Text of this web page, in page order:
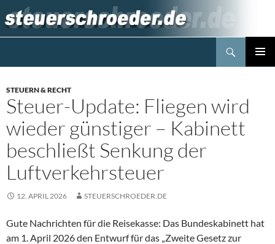
Inhalt
springen
STEUERN & RECHT
Steuer-Update: Fliegen wird
wieder günstiger – Kabinett
beschließt Senkung der
Luftverkehrsteuer
12. APRIL 2026 STEUERSCHROEDER.DE
Gute Nachrichten für die Reisekasse: Das Bundeskabinett hat
am 1. April 2026 den Entwurf für das „Zweite Gesetz zur